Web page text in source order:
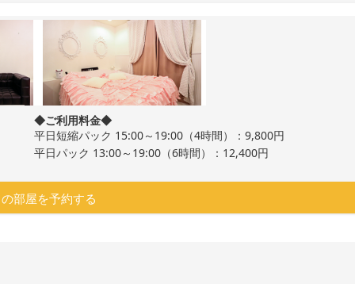
◆ご利用料金◆
平日短縮パック 15:00～19:00（4時間）：9,800円
平日パック 13:00～19:00（6時間）：12,400円
部屋を予約する